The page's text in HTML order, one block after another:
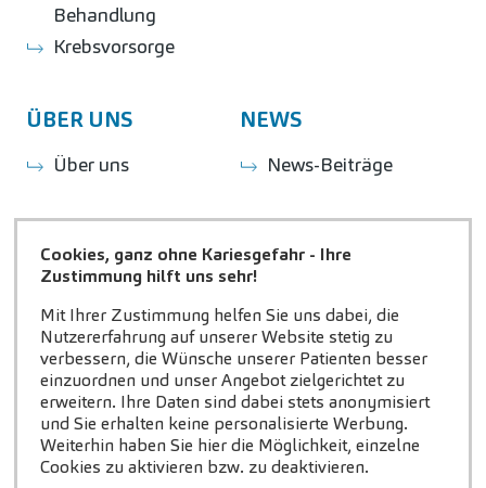
Behandlung
Krebsvorsorge
ÜBER UNS
Über uns
NEWS
News-Beiträge
Lust auf Karriere?
Stellenangebote
Fakten
Ihre Vorteile
Geschichten aus
der Praxis
Initiativbewerbung
Zahnzentrum
Prophylaxe-
Zentrum
Labor
Verwaltung
ZAHNEINS
zahneins.com
Cookies, ganz ohne Kariesgefahr - Ihre
Zustimmung hilft uns sehr!
Mit Ihrer Zustimmung helfen Sie uns dabei, die
Nutzererfahrung auf unserer Website stetig zu
verbessern, die Wünsche unserer Patienten besser
einzuordnen und unser Angebot zielgerichtet zu
erweitern. Ihre Daten sind dabei stets anonymisiert
und Sie erhalten keine personalisierte Werbung.
Weiterhin haben Sie hier die Möglichkeit, einzelne
Cookies zu aktivieren bzw. zu deaktivieren.